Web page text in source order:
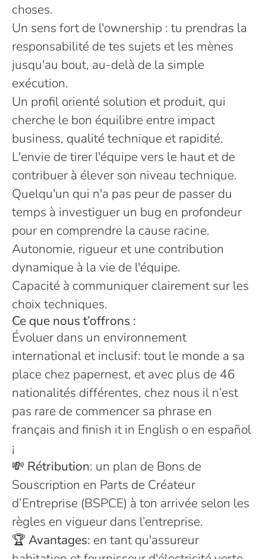
choses.
Un sens fort de l'ownership : tu prendras la
responsabilité de tes sujets et les mènes
jusqu'au bout, au-delà de la simple
exécution.
Un profil orienté solution et produit, qui
cherche le bon équilibre entre impact
business, qualité technique et rapidité.
L'envie de tirer l'équipe vers le haut et de
contribuer à élever son niveau technique.
Quelqu'un qui n'a pas peur de passer du
temps à investiguer un bug en profondeur
pour en comprendre la cause racine.
Autonomie, rigueur et une contribution
dynamique à la vie de l'équipe.
Capacité à communiquer clairement sur les
choix techniques.
Ce que nous t’offrons :
Évoluer dans un environnement
international et inclusif: tout le monde a sa
place chez papernest, et avec plus de 46
nationalités différentes, chez nous il n’est
pas rare de commencer sa phrase en
français and finish it in English o en español
¡
💸 Rétribution: un plan de Bons de
Souscription en Parts de Créateur
d’Entreprise (BSPCE) à ton arrivée selon les
règles en vigueur dans l’entreprise.
🏆 Avantages: en tant qu'assureur